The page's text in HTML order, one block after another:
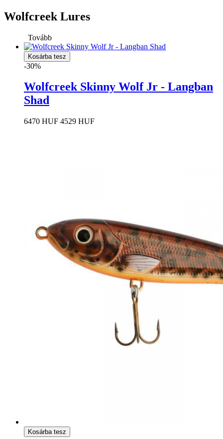
Wolfcreek Lures
Tovább
Kosárba tesz
-30%
Wolfcreek Skinny Wolf Jr - Langban
Shad
6470 HUF 4529 HUF
Kosárba tesz